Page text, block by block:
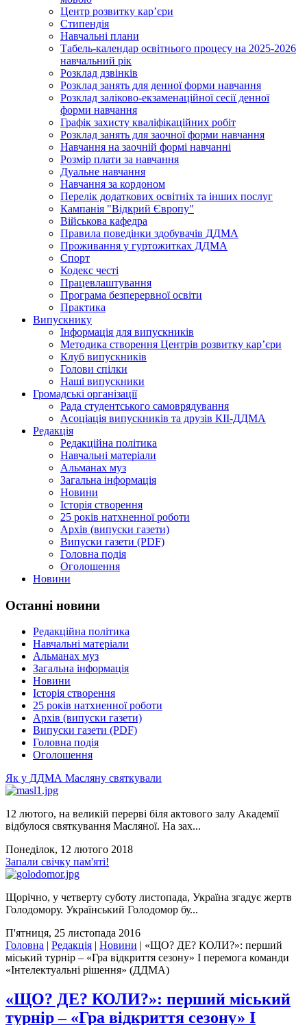
Центр розвитку кар’єри
Стипендія
Навчальні плани
Табель-календар освітнього процесу на 2025-2026
навчальний рік
Розклад дзвінків
Розклад занять для денної форми навчання
Розклад заліково-екзаменаційної сесії денної
форми навчання
Графік захисту кваліфікаційних робіт
Розклад занять для заочної форми навчання
Навчання на заочній формі навчанні
Розмір плати за навчання
Дуальне навчання
Навчання за кордоном
Перелік додаткових освітніх та інших послуг
Кампанія "Відкрий Європу"
Військова кафедра
Правила поведінки здобувачів ДДМА
Проживання у гуртожитках ДДМА
Спорт
Кодекс честі
Працевлаштування
Програма безперервної освіти
Практика
Випускнику
Інформація для випускників
Методика створення Центрів розвитку кар’єри
Клуб випускників
Голови спілки
Наші випускники
Громадські організації
Рада студентського самоврядування
Асоціація випускників та друзів КІІ-ДДМА
Редакція
Редакційна політика
Навчальні матеріали
Альманах муз
Загальна інформація
Новини
Історія створення
25 років натхненної роботи
Архів (випуски газети)
Випуски газети (PDF)
Головна подія
Оголошення
Новини
Останні новини
Редакційна політика
Навчальні матеріали
Альманах муз
Загальна інформація
Новини
Історія створення
25 років натхненної роботи
Архів (випуски газети)
Випуски газети (PDF)
Головна подія
Оголошення
Як у ДДМА Масляну святкували
12 лютого, на великій перерві біля актового залу Академії
відбулося святкування Масляної. На зах...
Понеділок, 12 лютого 2018
Запали свічку пам'яті!
Щорічно, у четверту суботу листопада, Україна згадує жертв
Голодомору. Український Голодомор бу...
П'ятниця, 25 листопада 2016
Головна | Редакція | Новини | «ЩО? ДЕ? КОЛИ?»: перший
міський турнір – «Гра відкриття сезону» І перемога команди
«Інтелектуальні рішення» (ДДМА)
«ЩО? ДЕ? КОЛИ?»: перший міський
турнір – «Гра відкриття сезону» І